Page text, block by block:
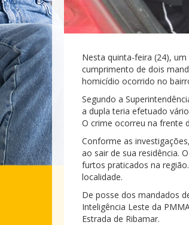
Nesta quinta-feira (24),
cumprimento de dois
homicídio ocorrido no
Segundo a
a dupla teria efetuado
O crime ocorreu na frente
Conforme as
ao sair de sua residência.
furtos praticados na
localidade.
De posse dos mandados
Inteligência Leste da
Estrada de Ribamar.